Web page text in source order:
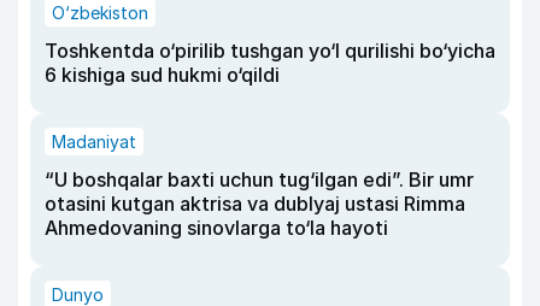
O‘zbekiston
Toshkentda o‘pirilib tushgan yo‘l qurilishi bo‘yicha
6 kishiga sud hukmi o‘qildi
Madaniyat
“U boshqalar baxti uchun tug‘ilgan edi”. Bir umr
otasini kutgan aktrisa va dublyaj ustasi Rimma
Ahmedovaning sinovlarga to‘la hayoti
Dunyo